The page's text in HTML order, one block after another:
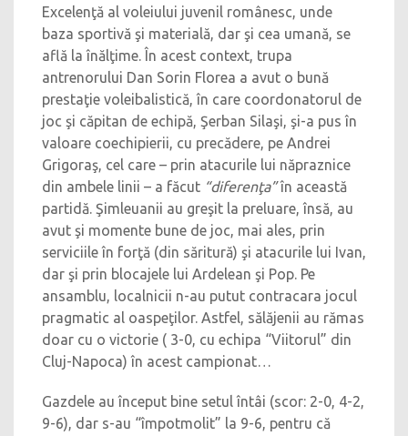
Excelenţă al voleiului juvenil românesc, unde
baza sportivă şi materială, dar şi cea umană, se
află la înălţime. În acest context, trupa
antrenorului Dan Sorin Florea a avut o bună
prestaţie voleibalistică, în care coordonatorul de
joc şi căpitan de echipă, Şerban Silaşi, şi-a pus în
valoare coechipierii, cu precădere, pe Andrei
Grigoraş, cel care – prin atacurile lui năpraznice
din ambele linii – a făcut “diferenţa”în această
partidă. Şimleuanii au greşit la preluare, însă, au
avut şi momente bune de joc, mai ales, prin
serviciile în forţă (din săritură) şi atacurile lui Ivan,
dar şi prin blocajele lui Ardelean şi Pop. Pe
ansamblu, localnicii n-au putut contracara jocul
pragmatic al oaspeţilor. Astfel, sălăjenii au rămas
doar cu o victorie ( 3-0, cu echipa “Viitorul” din
Cluj-Napoca) în acest campionat…
Gazdele au început bine setul întâi (scor: 2-0, 4-2,
9-6), dar s-au “împotmolit” la 9-6, pentru că